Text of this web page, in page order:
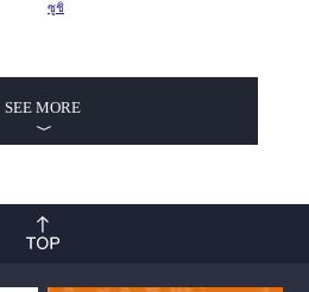
ซูชิ
SEE MORE